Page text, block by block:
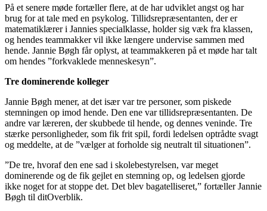
På et senere møde fortæller flere, at de har udviklet angst og har
brug for at tale med en psykolog. Tillidsrepræsentanten, der er
matematiklærer i Jannies specialklasse, holder sig væk fra klassen,
og hendes teammakker vil ikke længere undervise sammen med
hende. Jannie Bøgh får oplyst, at teammakkeren på et møde har talt
om hendes ”forkvaklede menneskesyn”.
Tre dominerende kolleger
Jannie Bøgh mener, at det især var tre personer, som piskede
stemningen op imod hende. Den ene var tillidsrepræsentanten. De
andre var læreren, der skubbede til hende, og dennes veninde. Tre
stærke personligheder, som fik frit spil, fordi ledelsen optrådte svagt
og meddelte, at de ”vælger at forholde sig neutralt til situationen”.
”De tre, hvoraf den ene sad i skolebestyrelsen, var meget
dominerende og de fik gejlet en stemning op, og ledelsen gjorde
ikke noget for at stoppe det. Det blev bagatelliseret,” fortæller Jannie
Bøgh til ditOverblik.